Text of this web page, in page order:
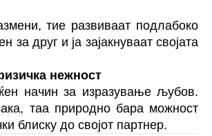
тие развиваат подлабоко
за друг и ја зајакнуваат својата
нежност
начин за изразување љубов.
таа природно бара можност
блиску до својот партнер.